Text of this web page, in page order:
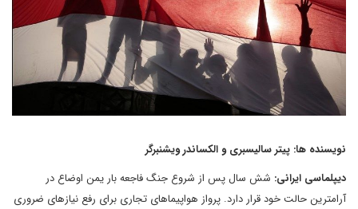
نویسنده ها: پیتر سالیسبری و الکساندر ویشنبرگر
دیپلماسی ایرانی: شش سال پس از شروع جنگ فاجعه بار یمن اوضاع در
آرامترین حالت خود قرار دارد. پرواز هواپیماهای تجاری برای رفع نیازهای ضروری